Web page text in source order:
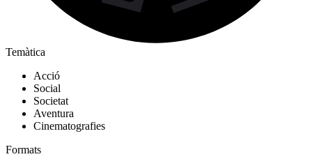
Temàtica
Acció
Social
Societat
Aventura
Cinematografies
Formats